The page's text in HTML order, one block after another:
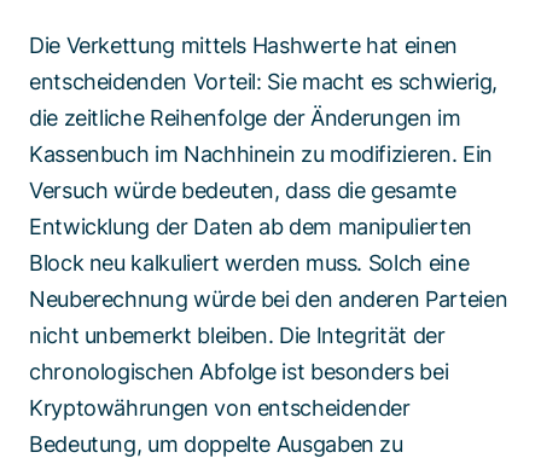
Die Verkettung mittels Hashwerte hat einen
entscheidenden Vorteil: Sie macht es schwierig,
die zeitliche Reihenfolge der Änderungen im
Kassenbuch im Nachhinein zu modifizieren. Ein
Versuch würde bedeuten, dass die gesamte
Entwicklung der Daten ab dem manipulierten
Block neu kalkuliert werden muss. Solch eine
Neuberechnung würde bei den anderen Parteien
nicht unbemerkt bleiben. Die Integrität der
chronologischen Abfolge ist besonders bei
Kryptowährungen von entscheidender
Bedeutung, um doppelte Ausgaben zu